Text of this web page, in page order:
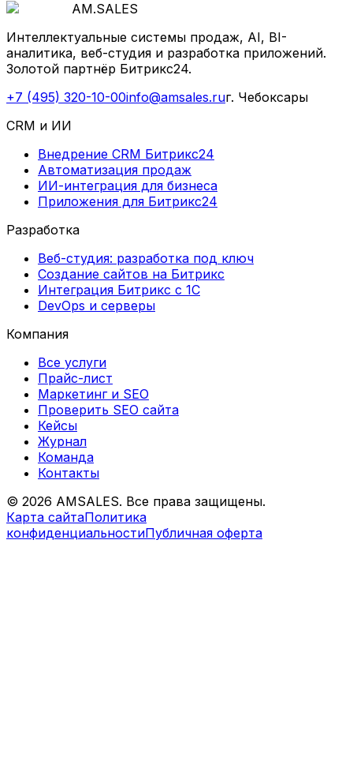
AM.SALES
Интеллектуальные системы продаж, AI, BI-
аналитика, веб-студия и разработка приложений.
Золотой партнёр Битрикс24.
+7 (495) 320-10-00info@amsales.ruг. Чебоксары
CRM и ИИ
Внедрение CRM Битрикс24
Автоматизация продаж
ИИ-интеграция для бизнеса
Приложения для Битрикс24
Разработка
Веб-студия: разработка под ключ
Создание сайтов на Битрикс
Интеграция Битрикс с 1С
DevOps и серверы
Компания
Все услуги
Прайс-лист
Маркетинг и SEO
Проверить SEO сайта
Кейсы
Журнал
Команда
Контакты
© 2026 AMSALES. Все права защищены.
Карта сайтаПолитика
конфиденциальностиПубличная оферта